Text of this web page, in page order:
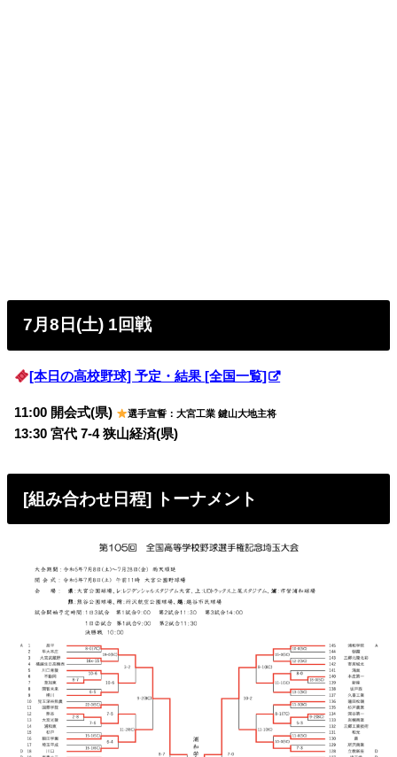
7月8日(土) 1回戦
[本日の高校野球] 予定・結果 [全国一覧]
11:00 開会式(県) 選手宣誓：大宮工業 鍵山大地主将
13:30 宮代 7-4 狭山経済(県)
[組み合わせ日程] トーナメント